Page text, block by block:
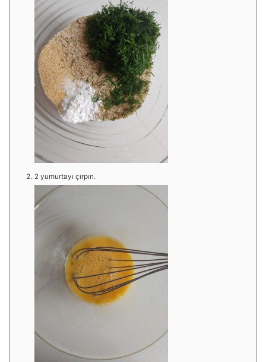
2 yumurtayı çırpın.